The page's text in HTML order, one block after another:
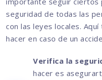
seguridad de todas las
con las leyes locales.
hacer en caso de un
Verifica la
hacer es